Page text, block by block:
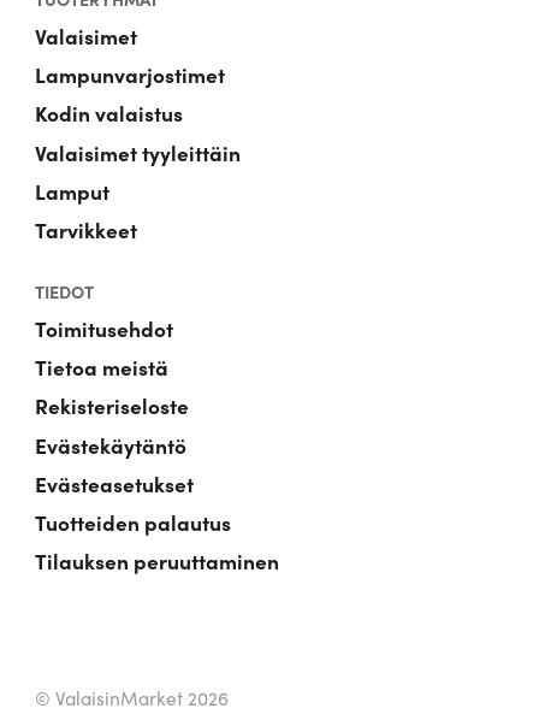
Valaisimet
Lampunvarjostimet
Kodin valaistus
Valaisimet tyyleittäin
Lamput
Tarvikkeet
TIEDOT
Toimitusehdot
Tietoa meistä
Rekisteriseloste
Evästekäytäntö
Evästeasetukset
Tuotteiden palautus
Tilauksen peruuttaminen
© ValaisinMarket 2026